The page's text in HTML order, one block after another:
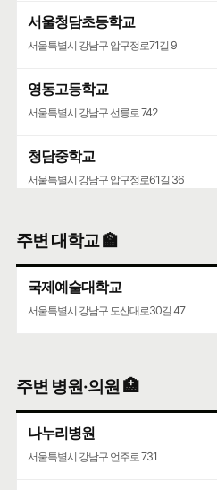
서울청담초등학교
서울특별시 강남구 압구정로71길 9
영동고등학교
서울특별시 강남구 선릉로 742
청담중학교
서울특별시 강남구 압구정로61길 36
주변 대학교 🏫
국제예술대학교
서울특별시 강남구 도산대로30길 47
주변 병원·의원 🏥
나누리병원
서울특별시 강남구 언주로 731